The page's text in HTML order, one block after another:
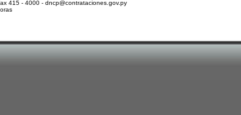
415 - 4000 - dncp@contrataciones.gov.py